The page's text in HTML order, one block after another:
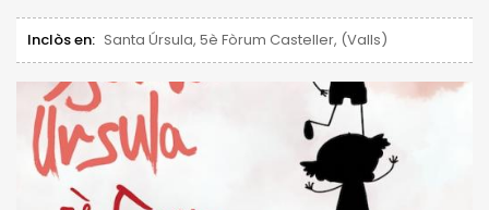
Inclòs en: Santa Úrsula, 5è Fòrum Casteller, (Valls)